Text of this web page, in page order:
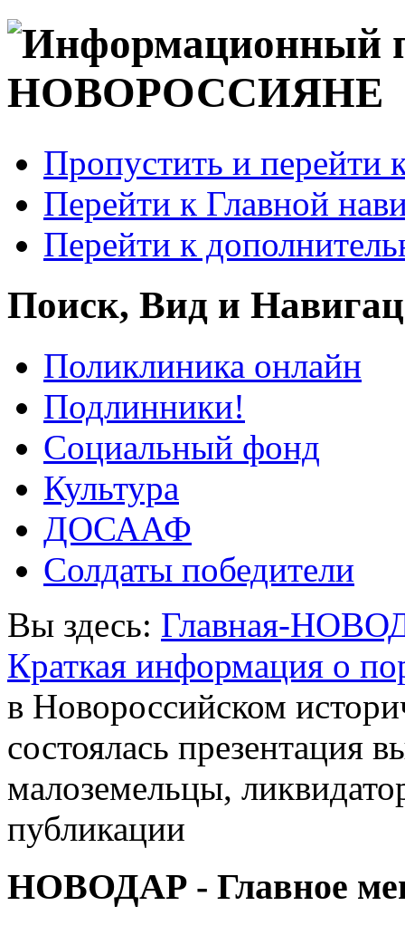
Пропустить и перейти
Перейти к Главной
Перейти к
Поиск, Вид и
Поликлиника онлайн
Подлинники!
Социальный фонд
Культура
ДОСААФ
Солдаты победители
Вы здесь: Главная-
Краткая информация о
в Новороссийском
состоялась
малоземельцы,
публикации
НОВОДАР - Главное